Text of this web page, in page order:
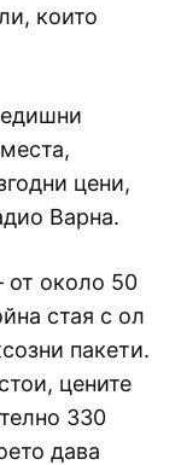
които
цени,
Варна.
от около 50
стая с ол
пакети.
цените
330
дава